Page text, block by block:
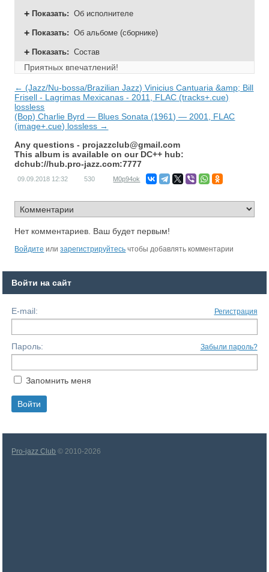
Показать: Об исполнителе
Показать: Об альбоме (сборнике)
Показать: Состав
Приятных впечатлений!
← (Jazz/Nu-bossa/Brazilian Jazz) Vinicius Cantuaria &amp; Bill
Frisell - Lagrimas Mexicanas - 2011, FLAC (tracks+.cue)
lossless
(Bop) Charlie Byrd — Blues Sonata (1961) — 2001, FLAC
(image+.cue) lossless →
Any questions - projazzclub@gmail.com
This album is available on our DC++ hub:
dchub://hub.pro-jazz.com:7777
09.09.2018 12:32 530 M0p94ok
Нет комментариев. Ваш будет первым!
Войдите илизарегистрируйтесь чтобы добавлять комментарии
Войти на сайт
E-mail: Регистрация
Пароль: Забыли пароль?
Запомнить меня
Pro-jazz Club © 2010-2026